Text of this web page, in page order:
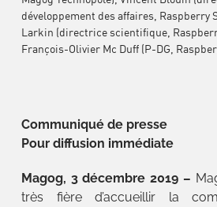
développement des affaires, Raspberry
Larkin (directrice scientifique,
François-Olivier Mc Duff (P-DG,
Communiqué de presse
Pour diffusion immédiate
Magog, 3 décembre 2019 –
très fière d’accueillir la